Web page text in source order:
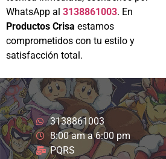
WhatsApp al 3138861003. En
Productos Crisa estamos
comprometidos con tu estilo y
satisfacción total.
3138861003
8:00 am a 6:00 pm
PQRS